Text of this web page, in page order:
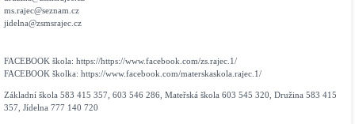
ms.rajec@seznam.cz
jidelna@zsmsrajec.cz
FACEBOOK škola: https://https://www.facebook.com/zs.rajec.1/
FACEBOOK školka: https://www.facebook.com/materskaskola.rajec.1/
Základní škola 583 415 357, 603 546 286, Mateřská škola 603 545 320, Družina 583 415
357, Jídelna 777 140 720